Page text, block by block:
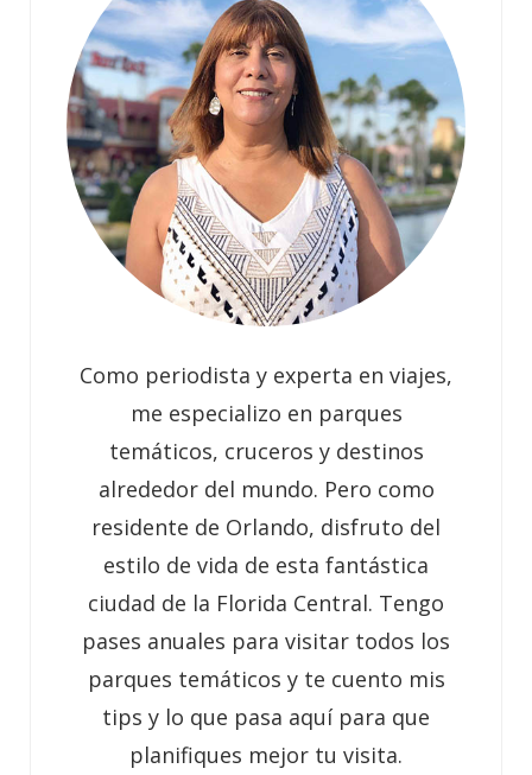
Como periodista y experta en viajes,
me especializo en parques
temáticos, cruceros y destinos
alrededor del mundo. Pero como
residente de Orlando, disfruto del
estilo de vida de esta fantástica
ciudad de la Florida Central. Tengo
pases anuales para visitar todos los
parques temáticos y te cuento mis
tips y lo que pasa aquí para que
planifiques mejor tu visita.